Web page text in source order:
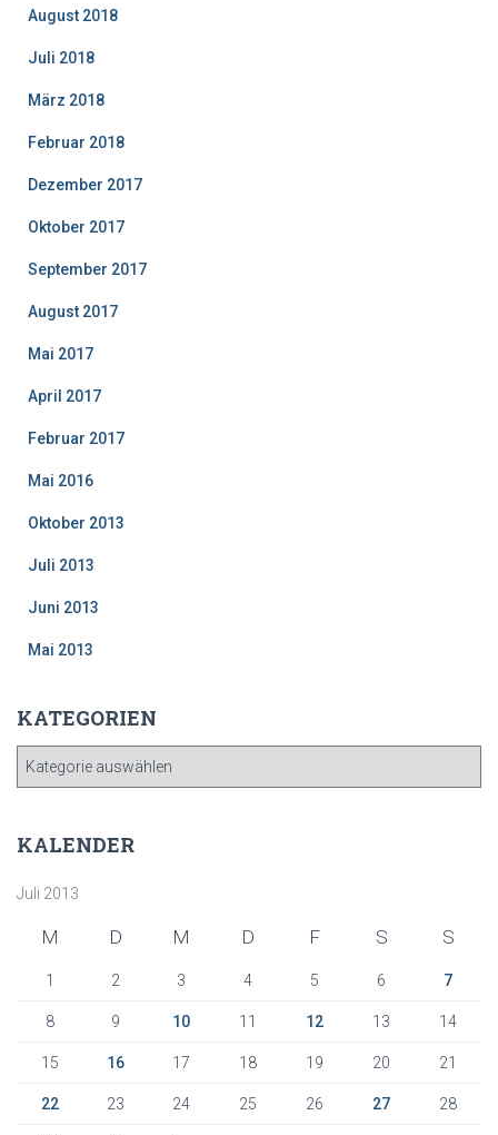
August 2018
Juli 2018
März 2018
Februar 2018
Dezember 2017
Oktober 2017
September 2017
August 2017
Mai 2017
April 2017
Februar 2017
Mai 2016
Oktober 2013
Juli 2013
Juni 2013
Mai 2013
KATEGORIEN
G
R
KALENDER
Juli 2013
M D M D F S S
1 2 3 4 5 6 7
8 9 10 11 12 13 14
15 16 17 18 19 20 21
22 23 24 25 26 27 28